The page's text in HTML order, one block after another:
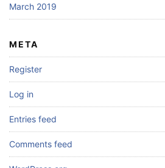
March 2019
META
Register
Log in
Entries feed
Comments feed